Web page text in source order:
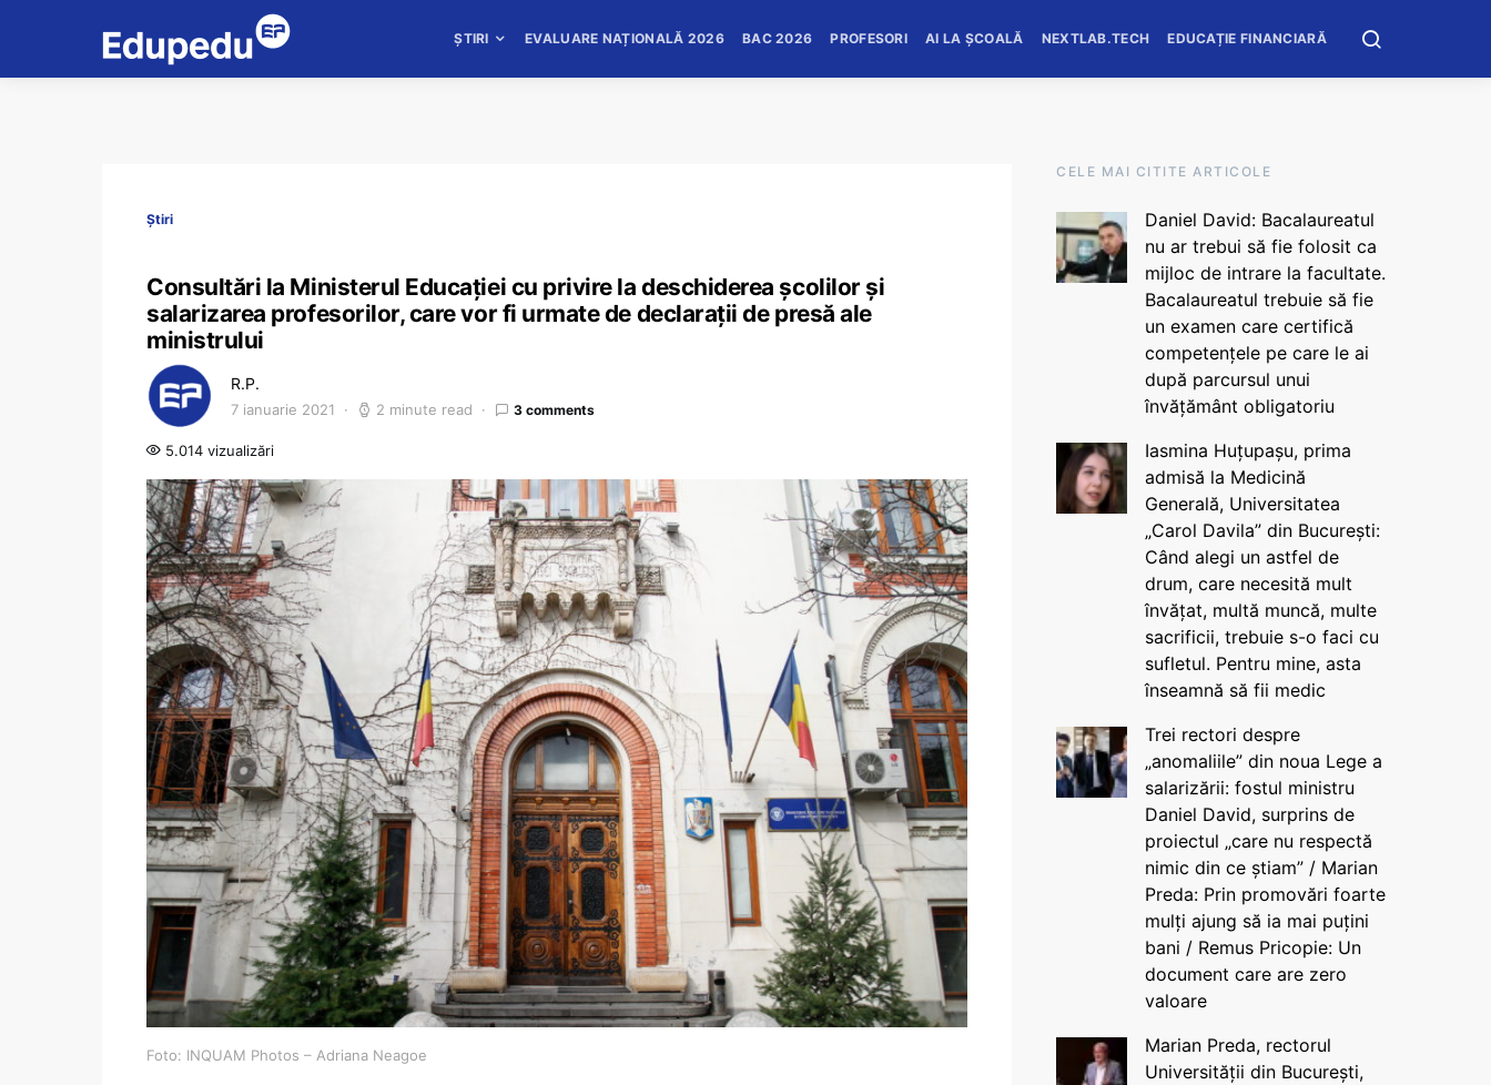
ȘTIRI EVALUARE NAȚIONALĂ 2026 BAC 2026 PROFESORI AI LA ȘCOALĂ NEXTLAB.TECH EDUCAȚIE FINANCIARĂ
Știri
Consultări la Ministerul Educației cu privire la deschiderea școlilor și
salarizarea profesorilor, care vor fi urmate de declarații de presă ale
ministrului
R.P.
7 ianuarie 2021 2 minute read 3 comments
5.014 vizualizări
Foto: INQUAM Photos – Adriana Neagoe
CELE MAI CITITE ARTICOLE
Daniel David: Bacalaureatul
nu ar trebui să fie folosit ca
mijloc de intrare la facultate.
Bacalaureatul trebuie să fie
un examen care certifică
competențele pe care le ai
după parcursul unui
învățământ obligatoriu
Iasmina Huțupașu, prima
admisă la Medicină
Generală, Universitatea
„Carol Davila” din București:
Când alegi un astfel de
drum, care necesită mult
învățat, multă muncă, multe
sacrificii, trebuie s-o faci cu
sufletul. Pentru mine, asta
înseamnă să fii medic
Trei rectori despre
„anomaliile” din noua Lege a
salarizării: fostul ministru
Daniel David, surprins de
proiectul „care nu respectă
nimic din ce știam” / Marian
Preda: Prin promovări foarte
mulți ajung să ia mai puțini
bani / Remus Pricopie: Un
document care are zero
valoare
Marian Preda, rectorul
Universității din București,